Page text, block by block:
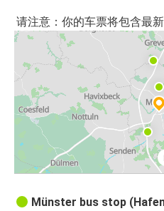
请注意：你的车票将包含最新
Münster bus stop